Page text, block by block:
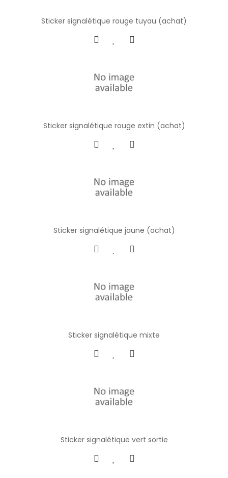
Sticker signalétique rouge tuyau (achat)
Sticker signalétique rouge extin (achat)
Sticker signalétique jaune (achat)
Sticker signalétique mixte
Sticker signalétique vert sortie